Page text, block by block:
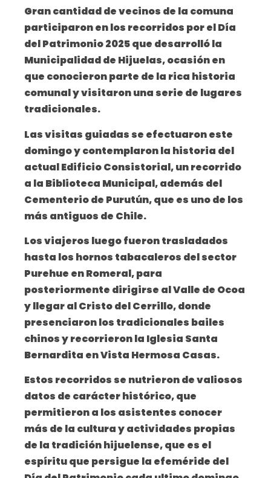
Gran cantidad de vecinos de la comuna
participaron en los recorridos por el Día
del Patrimonio 2025 que desarrolló la
Municipalidad de Hijuelas, ocasión en
que conocieron parte de la rica historia
comunal y visitaron una serie de lugares
tradicionales.
Las visitas guiadas se efectuaron este
domingo y contemplaron la historia del
actual Edificio Consistorial, un recorrido
a la Biblioteca Municipal, además del
Cementerio de Purutún, que es uno de los
más antiguos de Chile.
Los viajeros luego fueron trasladados
hasta los hornos tabacaleros del sector
Purehue en Romeral, para
posteriormente dirigirse al Valle de Ocoa
y llegar al Cristo del Cerrillo, donde
presenciaron los tradicionales bailes
chinos y recorrieron la Iglesia Santa
Bernardita en Vista Hermosa Casas.
Estos recorridos se nutrieron de valiosos
datos de carácter histórico, que
permitieron a los asistentes conocer
más de la cultura y actividades propias
de la tradición hijuelense, que es el
espíritu que persigue la efeméride del